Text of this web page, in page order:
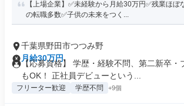
【上場企業】✅未経験から月給30万円✅残業ほぼ
の転職多数✅子供の未来をつく...
千葉県野田市つつみ野
月給30万円
【応募資格】 学歴・経験不問、第二新卒・
もOK！ 正社員デビューという...
フリーター歓迎 学歴不問 +9個